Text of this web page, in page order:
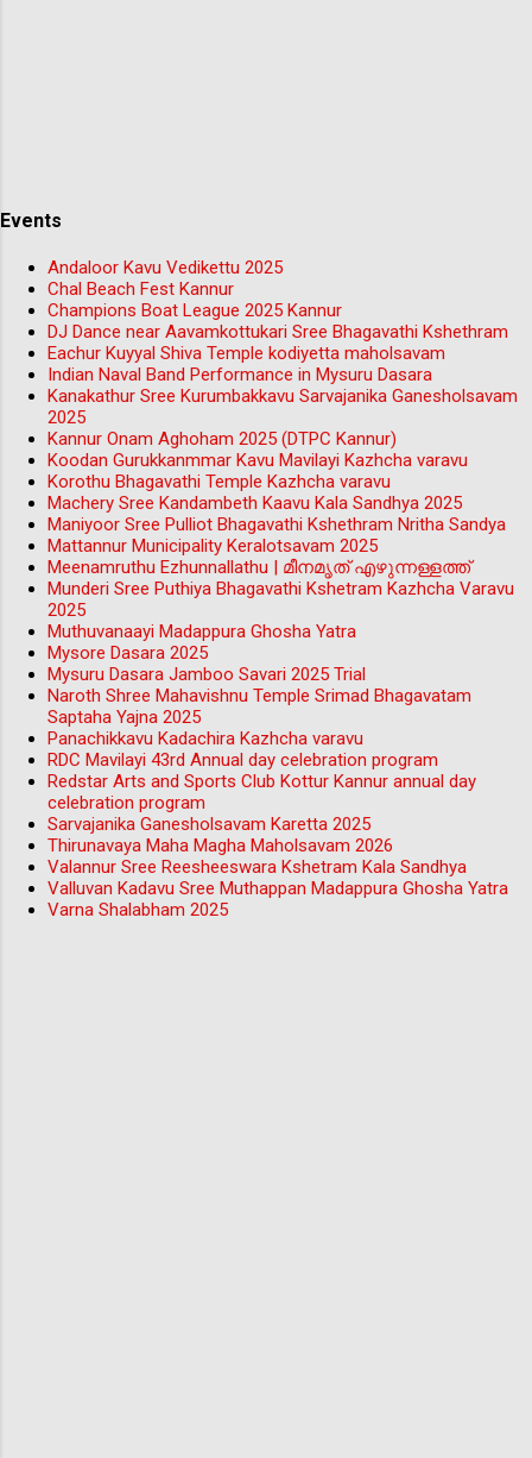
Events
Andaloor Kavu Vedikettu 2025
Chal Beach Fest Kannur
Champions Boat League 2025 Kannur
DJ Dance near Aavamkottukari Sree Bhagavathi Kshethram
Eachur Kuyyal Shiva Temple kodiyetta maholsavam
Indian Naval Band Performance in Mysuru Dasara
Kanakathur Sree Kurumbakkavu Sarvajanika Ganesholsavam
2025
Kannur Onam Aghoham 2025 (DTPC Kannur)
Koodan Gurukkanmmar Kavu Mavilayi Kazhcha varavu
Korothu Bhagavathi Temple Kazhcha varavu
Machery Sree Kandambeth Kaavu Kala Sandhya 2025
Maniyoor Sree Pulliot Bhagavathi Kshethram Nritha Sandya
Mattannur Municipality Keralotsavam 2025
Meenamruthu Ezhunnallathu | മീനമൃത് എഴുന്നള്ളത്ത്
Munderi Sree Puthiya Bhagavathi Kshetram Kazhcha Varavu
2025
Muthuvanaayi Madappura Ghosha Yatra
Mysore Dasara 2025
Mysuru Dasara Jamboo Savari 2025 Trial
Naroth Shree Mahavishnu Temple Srimad Bhagavatam
Saptaha Yajna 2025
Panachikkavu Kadachira Kazhcha varavu
RDC Mavilayi 43rd Annual day celebration program
Redstar Arts and Sports Club Kottur Kannur annual day
celebration program
Sarvajanika Ganesholsavam Karetta 2025
Thirunavaya Maha Magha Maholsavam 2026
Valannur Sree Reesheeswara Kshetram Kala Sandhya
Valluvan Kadavu Sree Muthappan Madappura Ghosha Yatra
Varna Shalabham 2025